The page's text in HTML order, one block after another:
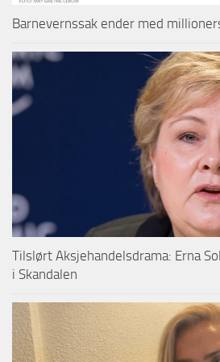
Barnevernssak ender med
Tilslørt Aksjehandelsdrama: Erna
i Skandalen